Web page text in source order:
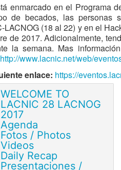
enmarcado en el Programa
de becados, las personas
LACNOG (18 al 22) y en el
de 2017. Adicionalmente,
la semana. Mas
http://www.lacnic.net/web/
enlace: https://
WELCOME TO
LACNIC 28 LACNOG
2017
Agenda
Fotos / Photos
Videos
Daily Recap
Presentaciones /